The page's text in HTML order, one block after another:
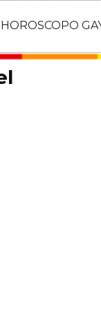
HOROSCOPO